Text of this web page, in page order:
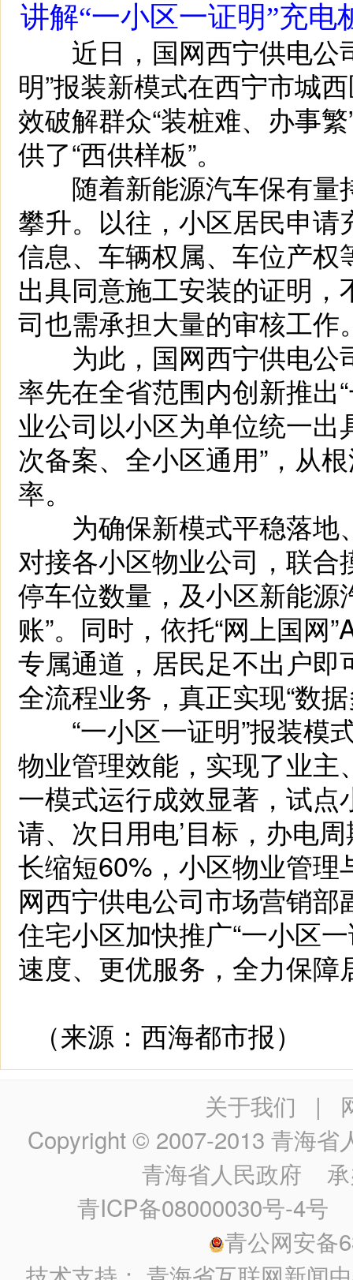
讲解“一小区一证明”充
近日，国网西宁供电公
明”报装新模式在西宁市城
效破解群众“装桩难、办事
供了“西供样板”。
随着新能源汽车保有量
攀升。以往，小区居民申
信息、车辆权属、车位产
出具同意施工安装的证明
司也需承担大量的审核工作
为此，国网西宁供电公
率先在全省范围内创新推出
业公司以小区为单位统一出
次备案、全小区通用”，从
率。
为确保新模式平稳落地
对接各小区物业公司，联
停车位数量，及小区新能源
账”。同时，依托“网上国网
专属通道，居民足不出户
全流程业务，真正实现“数
“一小区一证明”报装模
物业管理效能，实现了业主
一模式运行成效显著，试点
请、次日用电’目标，办电
长缩短60%，小区物业管理
网西宁供电公司市场营销
住宅小区加快推广“一小区
速度、更优服务，全力保
（来源：西海都市报）
关于我们 |
Copyright © 2007-2013 青海省
青海省人民政府 承
青ICP备08000030号-4号
青公网安备